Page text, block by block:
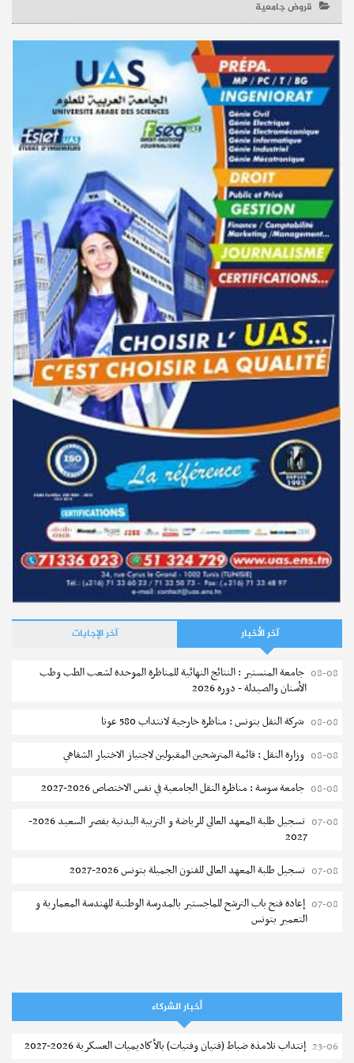
قروض جامعية
آخر الأخبار آخر الإجابات
08-08 جامعة المنستير : النتائج النهائية للمناظرة الموحدة لشعب الطب وطب
الأسنان والصيدلة - دورة 2026
08-08 شركة النقل بتونس : مناظرة خارجية لانتداب 580 عونا
08-08 وزارة النقل : قائمة المترشحين المقبولين لاجتياز الاختبار الشفاهي
08-08 جامعة سوسة : مناظرة النقل الجامعية في نفس الاختصاص 2026-2027
07-08
تسجيل طلبة المعهد العالي للرياضة و التربية البدنية بقصر السعيد 2026-
2027
07-08 تسجيل طلبة المعهد العالى للفنون الجميلة بتونس 2026-2027
07-08 إعادة فتح باب الترشح للماجستير بالمدرسة الوطنية للهندسة المعمارية و
التعمير بتونس
المعهد العالي للعلوم التطبيقية والتكنولوجيا بالقيروان : الترشح للماجستير
2026-2027
أخبار الشركاء
23-06 إنتداب تلامذة ضباط (فتيان وفتيات) بالأكاديميات العسكرية 2026-2027